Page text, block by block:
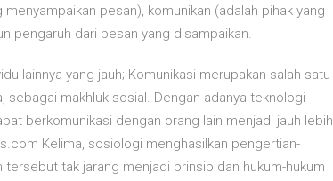
pesan), komunikan (adalah pihak yang
pengaruh dari pesan yang disampaikan.
lainnya yang jauh; Komunikasi merupakan salah satu
sebagai makhluk sosial. Dengan adanya teknologi
berkomunikasi dengan orang lain menjadi jauh lebih
Kelima, sosiologi menghasilkan pengertian-
tak jarang menjadi prinsip dan hukum-hukum